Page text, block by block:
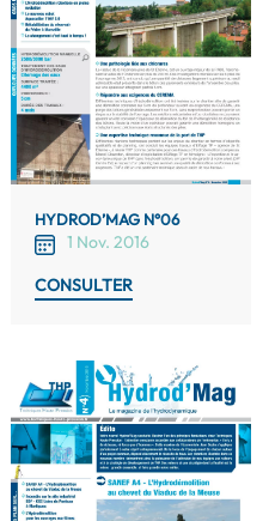
HYDROD’MAG N°06
1 Nov. 2016
CONSULTER